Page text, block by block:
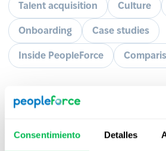
Consentimiento Detalles
Talent acquisition Culture
Onboarding Case studies
Inside PeopleForce